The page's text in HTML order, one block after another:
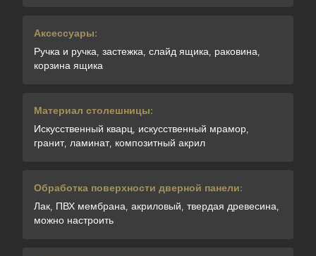
Аксессуары:
Ручка и ручка, застежка, слайд ящика, раковина,
корзина ящика
Материал столешницы:
Искусственный кварц, искусственный мрамор,
гранит, ламинат, композитный акрил
Обработка поверхности дверной панели:
Лак, ПВХ мембрана, акриловый, твердая древесина,
можно настроить